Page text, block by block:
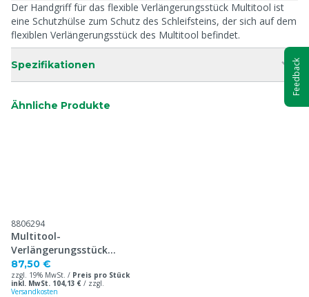
Der Handgriff für das flexible Verlängerungsstück Multitool ist
eine Schutzhülse zum Schutz des Schleifsteins, der sich auf dem
flexiblen Verlängerungsstück des Multitool befindet.
Spezifikationen
Ähnliche Produkte
8806294
Multitool-
Verlängerungsstück
Komplett
87,50 €
zzgl. 19% MwSt. / Preis pro Stück
inkl. MwSt. 104,13 € / zzgl.
Versandkosten
Feedback